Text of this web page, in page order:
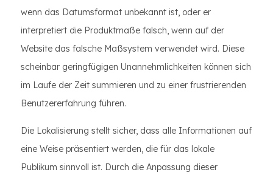
wenn das Datumsformat unbekannt ist, oder er
interpretiert die Produktmaße falsch, wenn auf der
Website das falsche Maßsystem verwendet wird. Diese
scheinbar geringfügigen Unannehmlichkeiten können sich
im Laufe der Zeit summieren und zu einer frustrierenden
Benutzererfahrung führen.
Die Lokalisierung stellt sicher, dass alle Informationen auf
eine Weise präsentiert werden, die für das lokale
Publikum sinnvoll ist. Durch die Anpassung dieser